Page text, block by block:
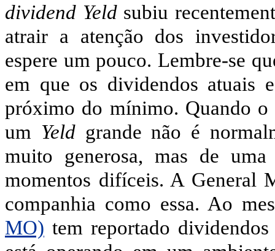
dividend Yeldsubiu
atrair a atenção dos
espere um pouco. Lembre-se
em que os dividendos atuais
próximo do mínimo. Quando
um Yeldgrande não é
muito generosa, mas de
momentos difíceis. A General
companhia como essa. Ao
MO) tem reportado